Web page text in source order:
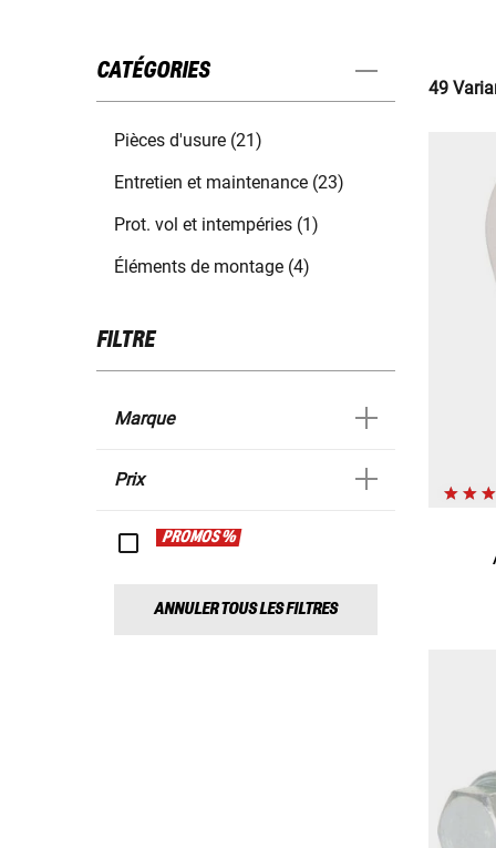
CATÉGORIES
Pièces d'usure (21)
Entretien et maintenance (23)
Prot. vol et intempéries (1)
Éléments de montage (4)
FILTRE
Marque
Prix
PROMOS %
ANNULER TOUS LES FILTRES
49